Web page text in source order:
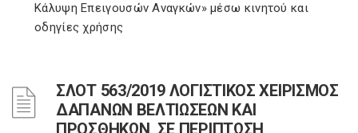
Κάλυψη Επειγουσών Αναγκών» μέσω κινητού και
οδηγίες χρήσης
ΣΛΟΤ 563/2019 ΛΟΓΙΣΤΙΚΟΣ ΧΕΙΡΙΣΜΟΣ
ΔΑΠΑΝΩΝ ΒΕΛΤΙΩΣΕΩΝ ΚΑΙ
ΠΡΟΣΘΗΚΩΝ, ΣΕ ΠΕΡΙΠΤΩΣΗ